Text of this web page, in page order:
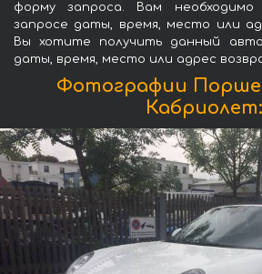
форму запроса. Вам
запросе даты, время, место или
Вы хотите получить данный
даты, время, место или адрес
Фотографии Порше
Кабриолет: